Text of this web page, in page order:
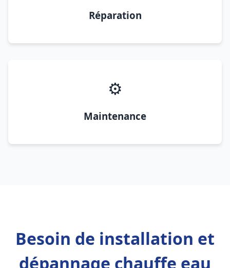
Réparation
⚙️
Maintenance
Besoin de installation et
dépannage chauffe eau